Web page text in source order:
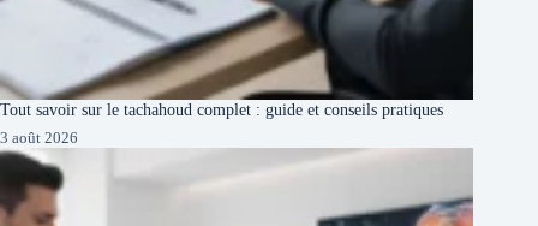
Tout savoir sur le tachahoud complet : guide et conseils pratiques
3 août 2026